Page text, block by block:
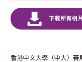
香港中文大學（中大）賽